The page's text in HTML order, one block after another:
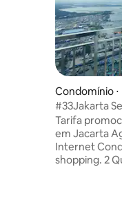
Condomínio
#33Jakarta
cama
Tarifa promocional Pôr do sol
em Jacarta
Internet Condomínio no topo do
shopping. 2